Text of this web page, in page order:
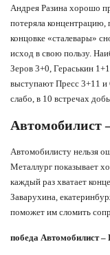
Андрея Разина хорошо
потеряла концентрацию,
концовке «сталевары»
исход в свою пользу.
Зеров 3+0, Гераськин
выступают Пресс 3+11 и
слабо, в 10 встречах
Автомобилист
Автомобилисту нельзя
Металлург показывает
каждый раз хватает
Заварухина,
поможет им сломить
победа Автомобилист